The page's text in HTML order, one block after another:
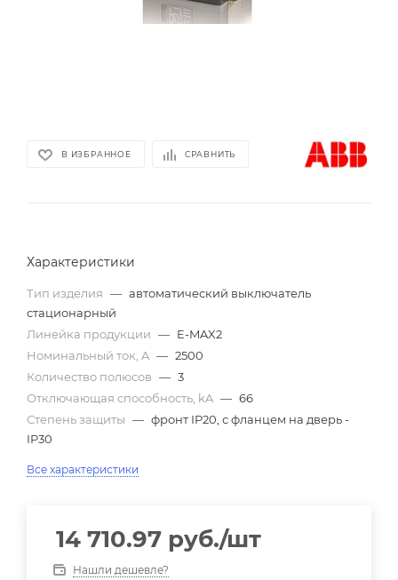
В ИЗБРАННОЕ СРАВНИТЬ
Характеристики
Тип изделия — автоматический выключатель
стационарный
Линейка продукции — E-MAX2
Номинальный ток, A — 2500
Количество полюсов — 3
Отключающая способность, kA — 66
Степень защиты — фронт IP20, с фланцем на дверь -
IP30
Все характеристики
14 710.97 руб./шт
Нашли дешевле?